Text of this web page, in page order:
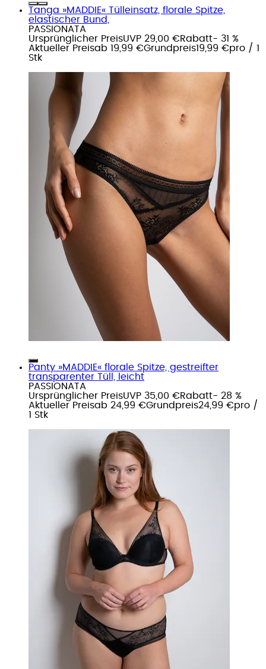
Tanga »MADDIE« Tülleinsatz, florale Spitze,
elastischer Bund,
PASSIONATA
Ursprünglicher PreisUVP 29,00 €Rabatt- 31 %
Aktueller Preisab 19,99 €Grundpreis19,99 €pro / 1
Stk
Panty »MADDIE« florale Spitze, gestreifter
transparenter Tüll, leicht
PASSIONATA
Ursprünglicher PreisUVP 35,00 €Rabatt- 28 %
Aktueller Preisab 24,99 €Grundpreis24,99 €pro /
1 Stk